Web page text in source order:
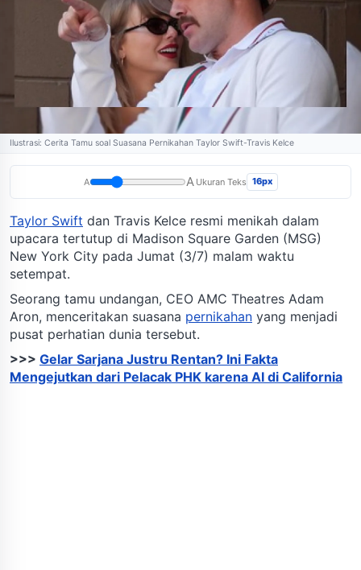
Ilustrasi: Cerita Tamu soal Suasana Pernikahan Taylor Swift-Travis Kelce
A A Ukuran Teks 16px
Taylor Swift dan Travis Kelce resmi menikah dalam
upacara tertutup di Madison Square Garden (MSG)
New York City pada Jumat (3/7) malam waktu
setempat.
Seorang tamu undangan, CEO AMC Theatres Adam
Aron, menceritakan suasana pernikahan yang menjadi
pusat perhatian dunia tersebut.
>>> Gelar Sarjana Justru Rentan? Ini Fakta
Mengejutkan dari Pelacak PHK karena AI di California